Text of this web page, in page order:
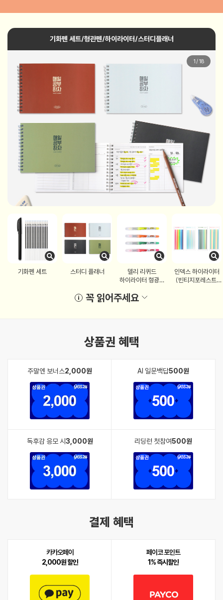
기화펜 세트/형관펜/하이라이터/스터디플래너
1 /18
기화펜 세트 스터디 플래너
델리 리퀴드
하이라이터 형광펜
인덱스 하이라이터
(빈티지포레스트,
꼭 읽어주세요
상품권 혜택
주말엔 보너스2,000원 AI 일문백답500원
독후감 응모 시3,000원 리딩런 첫참여500원
결제 혜택
카카오페이
2,000원 할인
페이코 포인트
1% 즉시할인